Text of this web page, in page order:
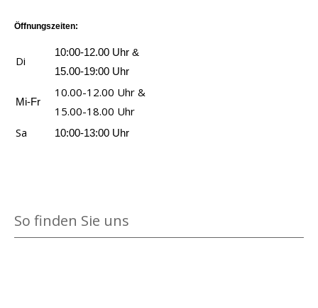
Öffnungszeiten:
Di
10:00-12.00 Uhr &
15.00-19:00 Uhr
Mi-Fr
10.00-12.00 Uhr &
15.00-18.00 Uhr
Sa
10:00-13:00 Uhr
So finden Sie uns